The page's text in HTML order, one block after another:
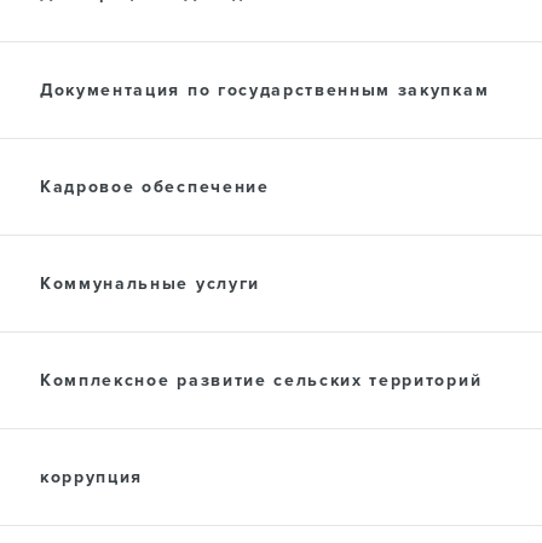
Документация по государственным закупкам
Кадровое обеспечение
Коммунальные услуги
Комплексное развитие сельских территорий
коррупция